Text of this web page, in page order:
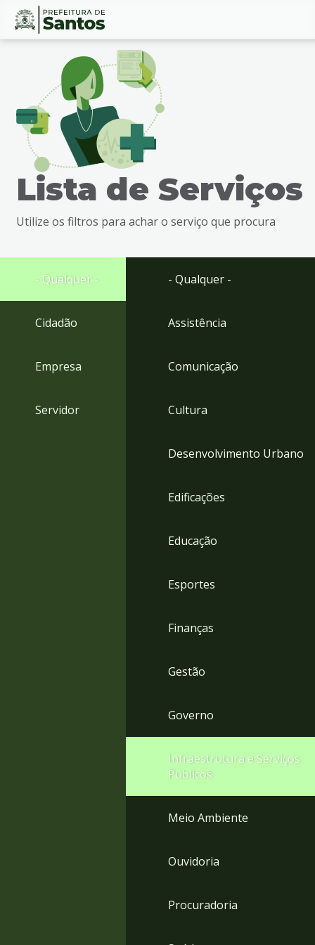
Ir
busca
Ir
rodapé
Conteúdo
Lista de Serviços
Utilize os filtros para achar o serviço que procura
- Qualquer -
Cidadão
Empresa
Servidor
- Qualquer -
Assistência
Comunicação
Cultura
Desenvolvimento Urbano
Edificações
Educação
Esportes
Finanças
Gestão
Governo
Infraestrutura e Serviços
Públicos
Meio Ambiente
Ouvidoria
Procuradoria